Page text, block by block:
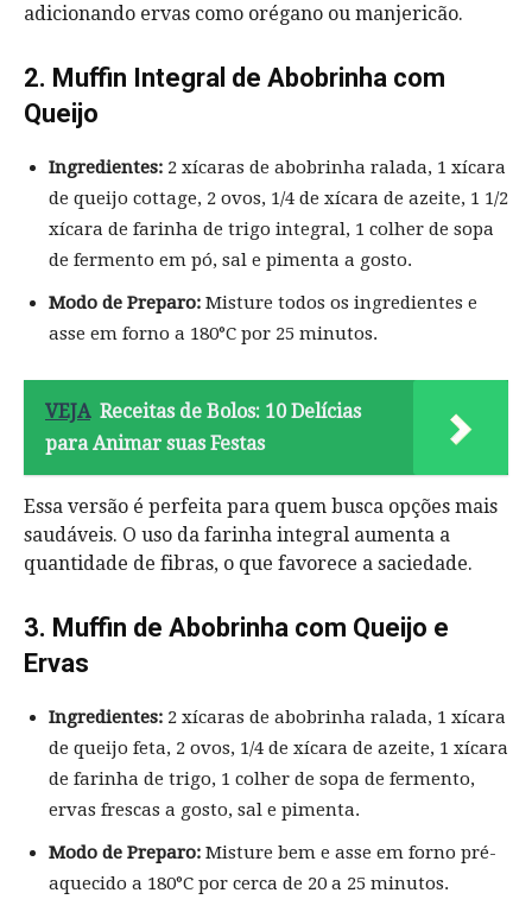
adicionando ervas como orégano ou manjericão.
2. Muffin Integral de Abobrinha com
Queijo
Ingredientes: 2 xícaras de abobrinha ralada, 1 xícara
de queijo cottage, 2 ovos, 1/4 de xícara de azeite, 1 1/2
xícara de farinha de trigo integral, 1 colher de sopa
de fermento em pó, sal e pimenta a gosto.
Modo de Preparo: Misture todos os ingredientes e
asse em forno a 180°C por 25 minutos.
VEJA Receitas de Bolos: 10 Delícias
para Animar suas Festas
Essa versão é perfeita para quem busca opções mais
saudáveis. O uso da farinha integral aumenta a
quantidade de fibras, o que favorece a saciedade.
3. Muffin de Abobrinha com Queijo e
Ervas
Ingredientes: 2 xícaras de abobrinha ralada, 1 xícara
de queijo feta, 2 ovos, 1/4 de xícara de azeite, 1 xícara
de farinha de trigo, 1 colher de sopa de fermento,
ervas frescas a gosto, sal e pimenta.
Modo de Preparo: Misture bem e asse em forno pré-
aquecido a 180°C por cerca de 20 a 25 minutos.